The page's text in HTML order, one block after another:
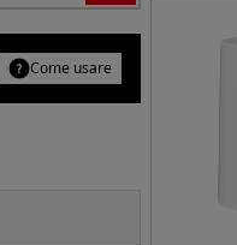
Come usare